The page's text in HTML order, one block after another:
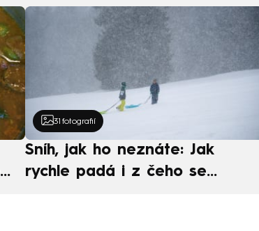
31 fotografií
Sníh, jak ho neznáte: Jak
rychle padá i z čeho se